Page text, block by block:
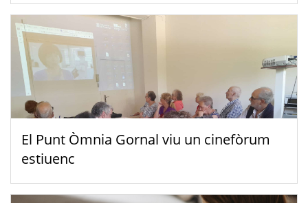
El Punt Òmnia Gornal viu un cinefòrum
estiuenc